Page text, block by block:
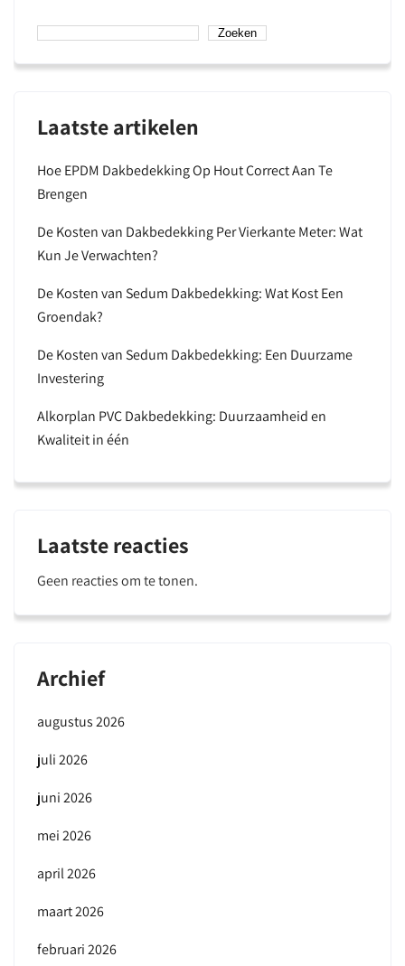
Zoeken
Laatste artikelen
Hoe EPDM Dakbedekking Op Hout Correct Aan Te
Brengen
De Kosten van Dakbedekking Per Vierkante Meter: Wat
Kun Je Verwachten?
De Kosten van Sedum Dakbedekking: Wat Kost Een
Groendak?
De Kosten van Sedum Dakbedekking: Een Duurzame
Investering
Alkorplan PVC Dakbedekking: Duurzaamheid en
Kwaliteit in één
Laatste reacties
Geen reacties om te tonen.
Archief
augustus 2026
juli 2026
juni 2026
mei 2026
april 2026
maart 2026
februari 2026